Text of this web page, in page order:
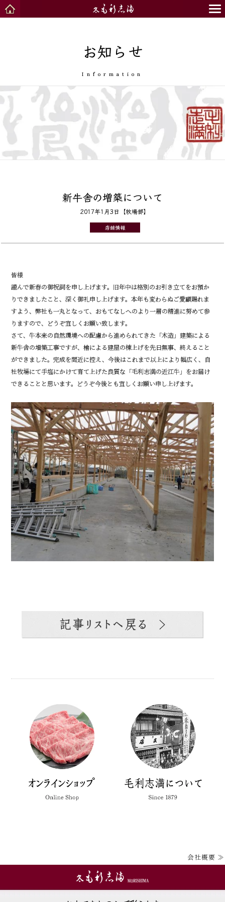
お知らせ
Information
新牛舎の増築について
2017年1月3日 牧場部
店舗情報
皆様
謹んで新春の御祝詞を申し上げます。旧年中は格別のお引き立てをお預か
りできましたこと、深く御礼申し上げます。本年も変わらぬご愛顧賜れま
すよう、弊社も一丸となって、おもてなしへのより一層の精進に努めて参
りますので、どうぞ宜しくお願い致します。
さて、牛本来の自然環境への配慮から進められてきた「木造」建築による
新牛舎の増築工事ですが、檜による建屋の棟上げを先日無事、終えること
ができました。完成を間近に控え、今後はこれまで以上により幅広く、自
社牧場にて手塩にかけて育て上げた良質な「毛利志満の近江牛」をお届け
できることと思います。どうぞ今後とも宜しくお願い申し上げます。
会社概要 ≫